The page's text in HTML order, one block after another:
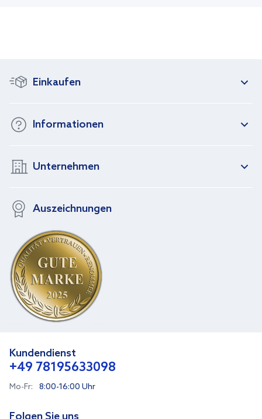
Einkaufen
Informationen
Unternehmen
Auszeichnungen
Kundendienst
+49 78195633098
Mo-Fr: 8:00-16:00 Uhr